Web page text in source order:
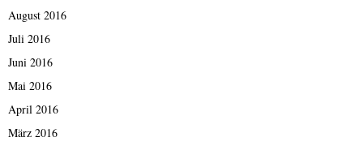
August 2016
Juli 2016
Juni 2016
Mai 2016
April 2016
März 2016